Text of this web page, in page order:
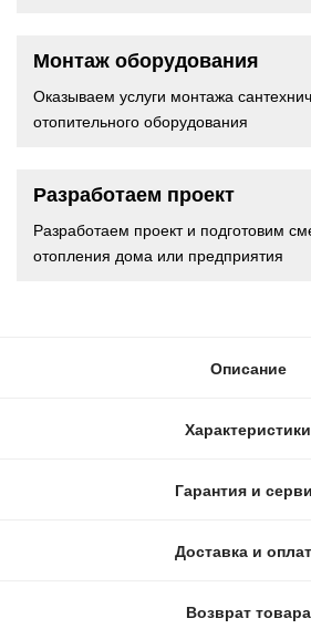
Монтаж оборудования
Оказываем услуги монтажа
отопительного оборудования
Разработаем проект
Разработаем проект и подготовим
отопления дома или предприятия
Описание
Характеристики
Гарантия и
Доставка и
Возврат товара